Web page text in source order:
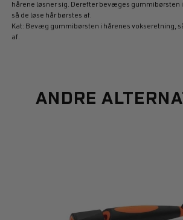
hårene løsner sig. Derefter bevæges gummibørsten
så de løse hår børstes af.
Kat: Bevæg gummibørsten i hårenes vokseretning,
af.
ANDRE